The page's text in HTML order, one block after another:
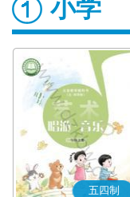
小学
五四制